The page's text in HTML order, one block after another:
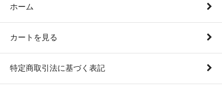
ホーム
カートを見る
特定商取引法に基づく表記